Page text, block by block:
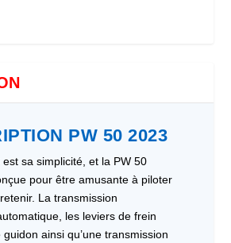
PW 50 2023
sa simplicité, et la PW 50
pour être amusante à piloter
La transmission
les leviers de frein
ainsi qu’une transmission